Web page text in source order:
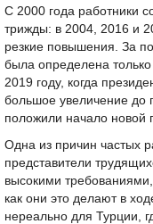
С 2000 года работники
трижды: в 2004, 2016 и
резкие повышения. За
была определена
2019 году, когда
большое увеличение до
положили начало новой
Одна из причин частых
представители
высокими
как они это делают в
нереально для Турции,